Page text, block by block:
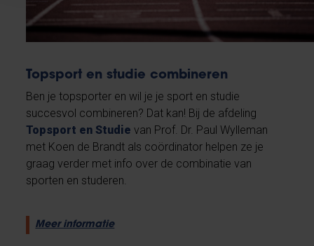
Topsport en studie combineren
Ben je topsporter en wil je je sport en studie
succesvol combineren? Dat kan! Bij de afdeling
Topsport en Studie van Prof. Dr. Paul Wylleman
met Koen de Brandt als coördinator helpen ze je
graag verder met info over de combinatie van
sporten en studeren.
Meer informatie